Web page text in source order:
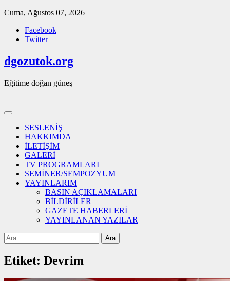
Skip
content
Cuma, Ağustos 07, 2026
Facebook
Twitter
dgozutok.org
Eğitime doğan güneş
SESLENİŞ
HAKKIMDA
İLETİŞİM
GALERİ
TV PROGRAMLARI
SEMİNER/SEMPOZYUM
YAYINLARIM
BASIN AÇIKLAMALARI
BİLDİRİLER
GAZETE HABERLERİ
YAYINLANAN YAZILAR
Arama:
Etiket: Devrim